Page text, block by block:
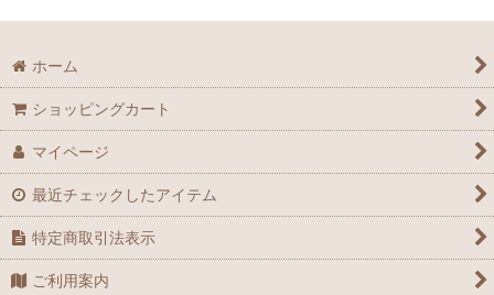
ホーム
ショッピングカート
マイページ
最近チェックしたアイテム
特定商取引法表示
ご利用案内